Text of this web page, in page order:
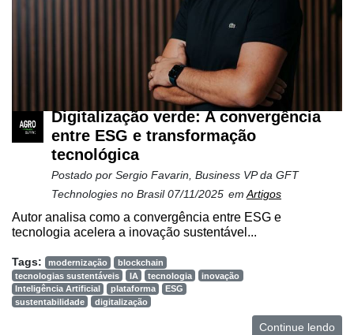
Digitalização verde: A convergência
entre ESG e transformação
tecnológica
Postado por Sergio Favarin, Business VP da GFT
Technologies no Brasil07/11/2025 em Artigos
Autor analisa como a convergência entre ESG e
tecnologia acelera a inovação sustentável...
Tags: modernização
blockchain
tecnologias sustentáveis
IA tecnologia
inovação
Inteligência Artificial
plataforma
ESG
sustentabilidade
digitalização
Continue lendo